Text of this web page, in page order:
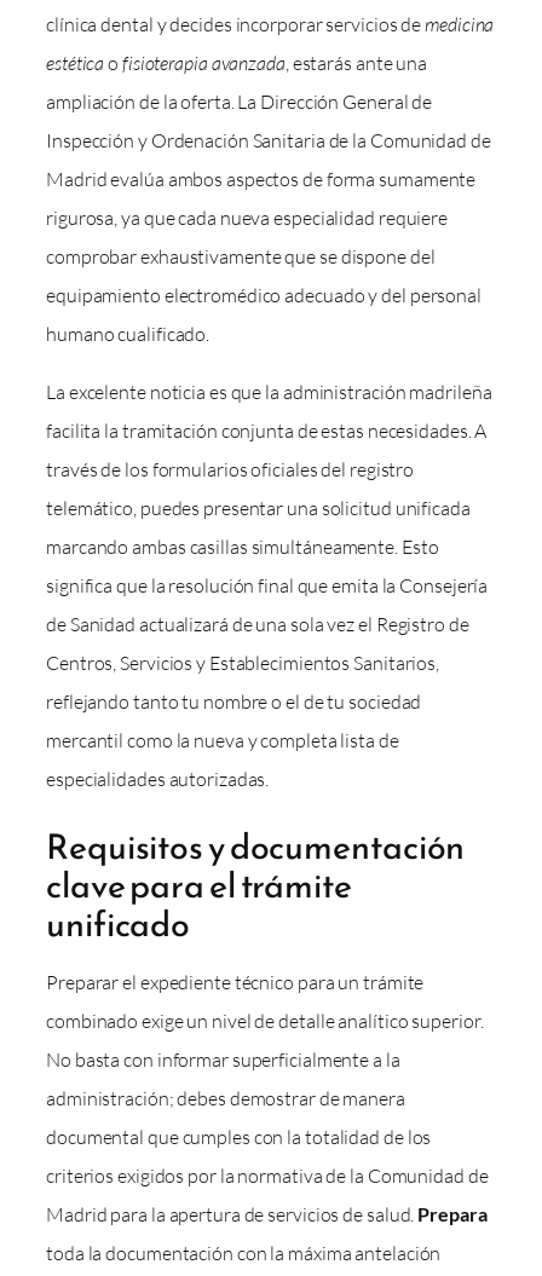
clínica dental y decides incorporar servicios demedicina
estética o fisioterapia avanzada, estarás ante una
ampliación de la oferta. La Dirección General de
Inspección y Ordenación Sanitaria de la Comunidad de
Madrid evalúa ambos aspectos de forma sumamente
rigurosa, ya que cada nueva especialidad requiere
comprobar exhaustivamente que se dispone del
equipamiento electromédico adecuado y del personal
humano cualificado.
La excelente noticia es que la administración madrileña
facilita la tramitación conjunta de estas necesidades. A
través de los formularios oficiales del registro
telemático, puedes presentar una solicitud unificada
marcando ambas casillas simultáneamente. Esto
significa que la resolución final que emita la Consejería
de Sanidad actualizará de una sola vez el Registro de
Centros, Servicios y Establecimientos Sanitarios,
reflejando tanto tu nombre o el de tu sociedad
mercantil como la nueva y completa lista de
especialidades autorizadas.
Requisitos y documentación
clave para el trámite
unificado
Preparar el expediente técnico para un trámite
combinado exige un nivel de detalle analítico superior.
No basta con informar superficialmente a la
administración; debes demostrar de manera
documental que cumples con la totalidad de los
criterios exigidos por la normativa de la Comunidad de
Madrid para la apertura de servicios de salud. Prepara
toda la documentación con la máxima antelación